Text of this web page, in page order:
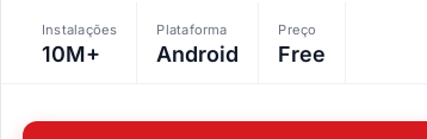
Instalações
10M+
Plataforma
Android
Preço
Free